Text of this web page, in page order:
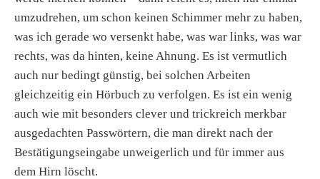
umzudrehen, um schon keinen Schimmer mehr zu haben,
was ich gerade wo versenkt habe, was war links, was war
rechts, was da hinten, keine Ahnung. Es ist vermutlich
auch nur bedingt günstig, bei solchen Arbeiten
gleichzeitig ein Hörbuch zu verfolgen. Es ist ein wenig
auch wie mit besonders clever und trickreich merkbar
ausgedachten Passwörtern, die man direkt nach der
Bestätigungseingabe unweigerlich und für immer aus
dem Hirn löscht.